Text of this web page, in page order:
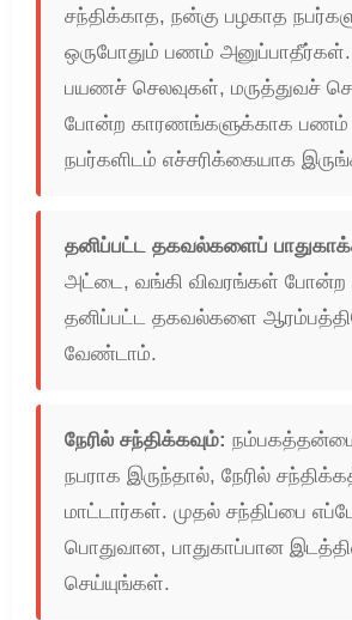
சந்திக்காத, நன்கு பழகாத
ஒருபோதும் பணம் அனுப்பாதீர்கள்.
பயணச் செலவுகள், மருத்துவச்
போன்ற காரணங்களுக்காக பணம்
நபர்களிடம் எச்சரிக்கையாக
தனிப்பட்ட தகவல்களைப்
அட்டை, வங்கி விவரங்கள் போன்ற
தனிப்பட்ட தகவல்களை
வேண்டாம்.
நேரில் சந்திக்கவும்:
நபராக இருந்தால், நேரில்
மாட்டார்கள். முதல் சந்திப்பை
பொதுவான, பாதுகாப்பான
செய்யுங்கள்.